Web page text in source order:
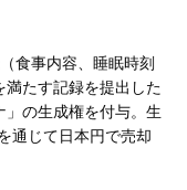
食事内容、睡眠時刻
たす記録を提出した
の生成権を付与。生
通じて日本円で売却